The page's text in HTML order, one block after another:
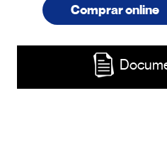
Comprar online